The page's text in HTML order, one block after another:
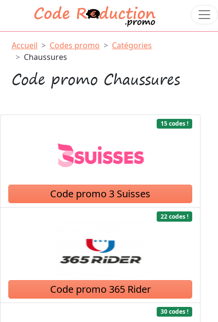
Accueil Codes promo
Catégories
Chaussures
Code promo Chaussures
15 codes !
Code promo 3 Suisses
22 codes !
Code promo 365 Rider
30 codes !